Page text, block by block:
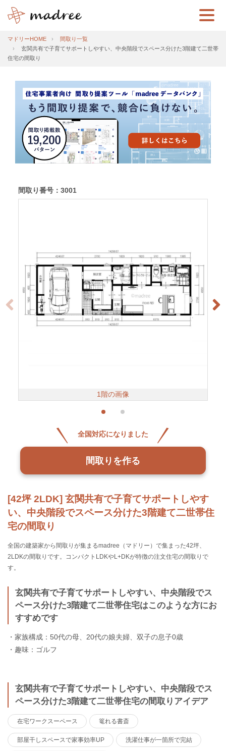
マドリーHOME
間取り一覧
玄関共有で子育てサポートしやすい、中央階段でスペース分けた3階建て二世帯
住宅の間取り
[42坪 2LDK] 玄関共有で子育てサポートしやす
い、中央階段でスペース分けた3階建て二世帯住
宅の間取り
全国の建築家から間取りが集まるmadree（マドリー）で集まった42坪、
2LDKの間取りです。コンパクトLDKやL+DKが特徴の注文住宅の間取りで
す。
玄関共有で子育てサポートしやすい、中央階段でス
ペース分けた3階建て二世帯住宅はこのような方にお
すすめです
・家族構成：50代の母、20代の娘夫婦、双子の息子0歳
・趣味：ゴルフ
玄関共有で子育てサポートしやすい、中央階段でス
ペース分けた3階建て二世帯住宅の間取りアイデア
在宅ワークスーペース 篭れる書斎
部屋干しスペースで家事効率UP 洗濯仕事が一箇所で完結
間取り番号：3001
1階の画像
全国対応になりました
間取りを作る